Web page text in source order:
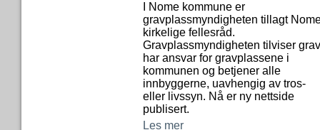
I Nome kommune er
gravplassmyndigheten tillagt
kirkelige fellesråd.
Gravplassmyndigheten tilviser
har ansvar for gravplassene i
kommunen og betjener alle
innbyggerne, uavhengig av tros-
eller livssyn. Nå er ny nettside
publisert.
Les mer